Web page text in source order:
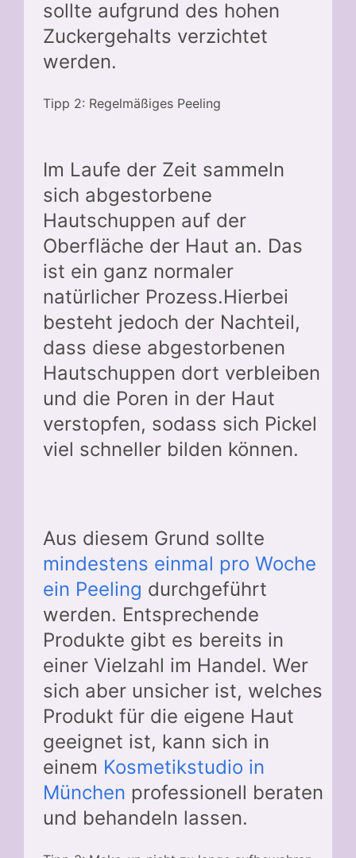
sollte aufgrund des hohen
Zuckergehalts verzichtet
werden.
Tipp 2: Regelmäßiges Peeling
Im Laufe der Zeit sammeln
sich abgestorbene
Hautschuppen auf der
Oberfläche der Haut an. Das
ist ein ganz normaler
natürlicher Prozess.Hierbei
besteht jedoch der Nachteil,
dass diese abgestorbenen
Hautschuppen dort verbleiben
und die Poren in der Haut
verstopfen, sodass sich Pickel
viel schneller bilden können.
Aus diesem Grund sollte
mindestens einmal pro Woche
ein Peeling durchgeführt
werden. Entsprechende
Produkte gibt es bereits in
einer Vielzahl im Handel. Wer
sich aber unsicher ist, welches
Produkt für die eigene Haut
geeignet ist, kann sich in
einem Kosmetikstudio in
München professionell beraten
und behandeln lassen.